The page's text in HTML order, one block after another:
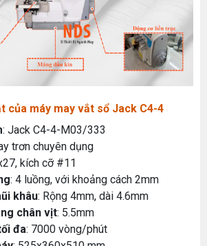
của máy may vắt sổ Jack C4-4
: Jack C4-4-M03/333
trơn chuyên dụng
kích cỡ #11
: 4 luồng, với khoảng cách 2mm
khâu: Rộng 4mm, dài 4.6mm
chân vịt: 5.5mm
đa: 7000 vòng/phút